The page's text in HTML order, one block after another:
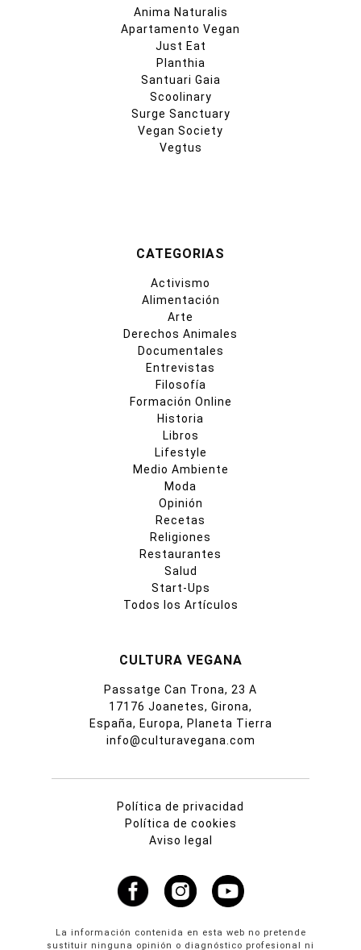
Anima Naturalis
Apartamento Vegan
Just Eat
Planthia
Santuari Gaia
Scoolinary
Surge Sanctuary
Vegan Society
Vegtus
CATEGORIAS
Activismo
Alimentación
Arte
Derechos Animales
Documentales
Entrevistas
Filosofía
Formación Online
Historia
Libros
Lifestyle
Medio Ambiente
Moda
Opinión
Recetas
Religiones
Restaurantes
Salud
Start-Ups
Todos los Artículos
CULTURA VEGANA
Passatge Can Trona, 23 A
17176 Joanetes, Girona,
España, Europa, Planeta Tierra
info@culturavegana.com
Política de privacidad
Política de cookies
Aviso legal
La información contenida en esta web no pretende
sustituir ninguna opinión o diagnóstico profesional ni